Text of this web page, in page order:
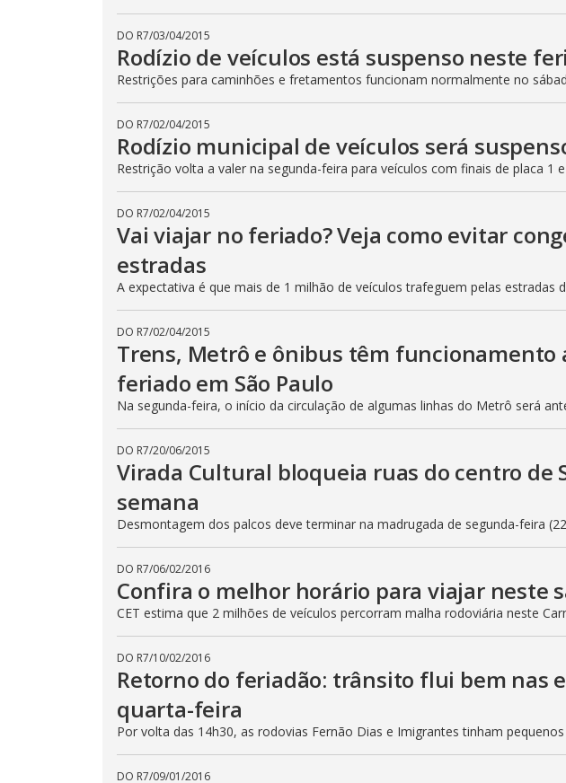
DO R7/03/04/2015
Rodízio de veículos está suspenso neste
Restrições para caminhões e fretamentos funcionam normalmente no
DO R7/02/04/2015
Rodízio municipal de veículos será
Restrição volta a valer na segunda-feira para veículos com finais de placa 1 e
DO R7/02/04/2015
Vai viajar no feriado? Veja como evitar
estradas
A expectativa é que mais de 1 milhão de veículos trafeguem pelas estradas
DO R7/02/04/2015
Trens, Metrô e ônibus têm funcionamento
feriado em São Paulo
Na segunda-feira, o início da circulação de algumas linhas do Metrô será
DO R7/20/06/2015
Virada Cultural bloqueia ruas do centro de
semana
Desmontagem dos palcos deve terminar na madrugada de segunda-feira
DO R7/06/02/2016
Confira o melhor horário para viajar neste
CET estima que 2 milhões de veículos percorram malha rodoviária neste
DO R7/10/02/2016
Retorno do feriadão: trânsito flui bem nas
quarta-feira
Por volta das 14h30, as rodovias Fernão Dias e Imigrantes tinham
DO R7/09/01/2016